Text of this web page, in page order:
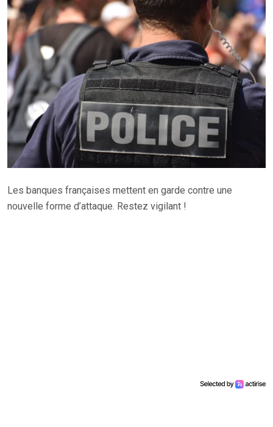
Les banques françaises mettent en garde contre une
nouvelle forme d’attaque. Restez vigilant !